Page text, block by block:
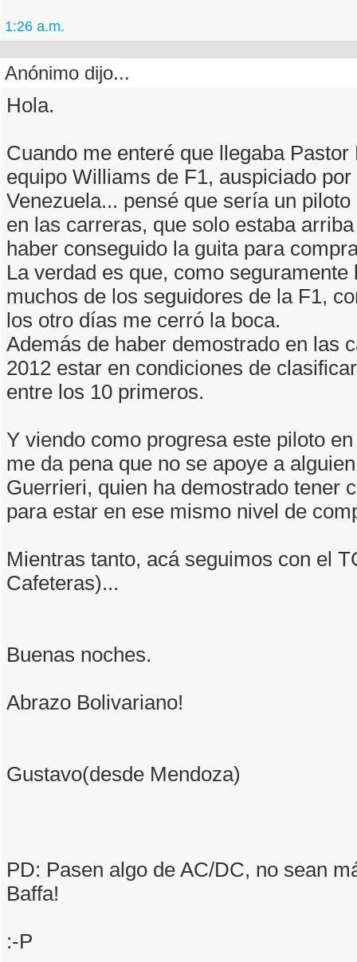
1:26 a.m.
Anónimo dijo...
Hola.
Cuando me enteré que llegaba Pastor
equipo Williams de F1, auspiciado
Venezuela... pensé que sería un
en las carreras, que solo estaba
haber conseguido la guita para
La verdad es que, como seguramente
muchos de los seguidores de la F1,
los otro días me cerró la boca.
Además de haber demostrado en las
2012 estar en condiciones de
entre los 10 primeros.
Y viendo como progresa este piloto
me da pena que no se apoye a
Guerrieri, quien ha demostrado tener
para estar en ese mismo nivel de
Mientras tanto, acá seguimos con el
Cafeteras)...
Buenas noches.
Abrazo Bolivariano!
Gustavo(desde Mendoza)
PD: Pasen algo de AC/DC, no sean
Baffa!
:-P